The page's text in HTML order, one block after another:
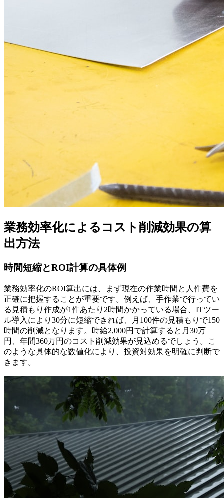
業務効率化によるコスト削減効果の算
出方法
時間短縮とROI計算の具体例
業務効率化のROI算出には、まず現在の作業時間と人件費を
正確に把握することが重要です。例えば、手作業で行ってい
る見積もり作成が1件あたり2時間かかっている場合、ITツー
ル導入により30分に短縮できれば、月100件の見積もりで150
時間の削減となります。時給2,000円で計算すると月30万
円、年間360万円のコスト削減効果が見込めるでしょう。こ
のような具体的な数値化により、投資対効果を明確に判断で
きます。